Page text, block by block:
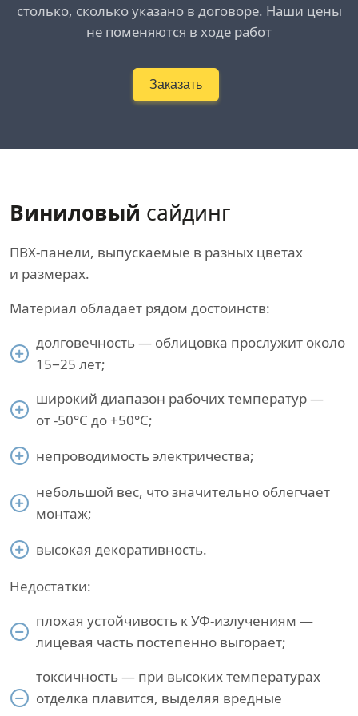
столько, сколько указано в договоре. Наши цены
не поменяются в ходе работ
Заказать
Виниловый сайдинг
ПВХ-панели, выпускаемые в разных цветах
и размерах.
Материал обладает рядом достоинств:
долговечность — облицовка прослужит около
15−25 лет;
широкий диапазон рабочих температур —
от -50°С до +50°С;
непроводимость электричества;
небольшой вес, что значительно облегчает
монтаж;
высокая декоративность.
Недостатки:
плохая устойчивость к УФ-излучениям —
лицевая часть постепенно выгорает;
токсичность — при высоких температурах
отделка плавится, выделяя вредные